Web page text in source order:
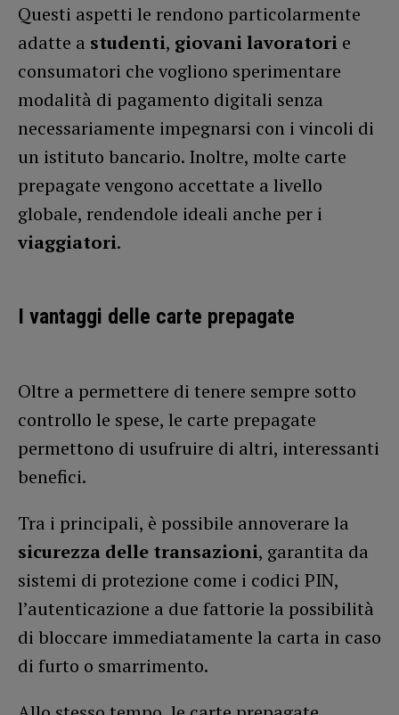
Questi aspetti le rendono particolarmente
adatte a studenti, giovani lavoratori e
consumatori che vogliono sperimentare
modalità di pagamento digitali senza
necessariamente impegnarsi con i vincoli di
un istituto bancario. Inoltre, molte carte
prepagate vengono accettate a livello
globale, rendendole ideali anche per i
viaggiatori.
I vantaggi delle carte prepagate
Oltre a permettere di tenere sempre sotto
controllo le spese, le carte prepagate
permettono di usufruire di altri, interessanti
benefici.
Tra i principali, è possibile annoverare la
sicurezza delle transazioni, garantita da
sistemi di protezione come i codici PIN,
l’autenticazione a due fattorie la possibilità
di bloccare immediatamente la carta in caso
di furto o smarrimento.